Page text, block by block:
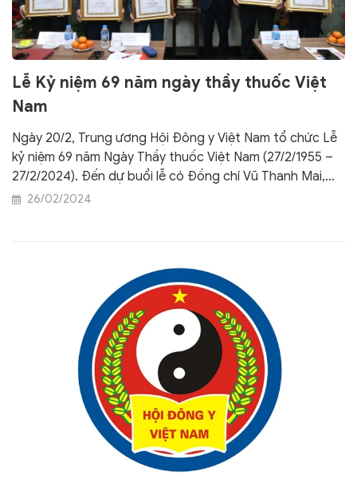
Lễ Kỷ niệm 69 năm ngày thầy thuốc Việt
Nam
Ngày 20/2, Trung ương Hội Đông y Việt Nam tổ chức Lễ
kỷ niệm 69 năm Ngày Thầy thuốc Việt Nam (27/2/1955 –
27/2/2024). Đến dự buổi lễ có Đồng chí Vũ Thanh Mai,
Phó Trưởng Ban Tuyên giáo Trung ương, Đồng chí Bùi
tác Ban Tuyên giáo Trung ương.
26/02/2024